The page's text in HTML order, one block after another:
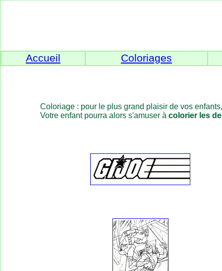
Accueil Coloriages
Coloriage : pour le plus grand plaisir de vos
Votre enfant pourra alors s'amuser à colorier les